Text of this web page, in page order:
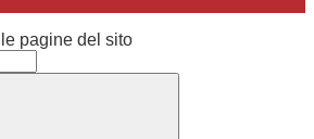
pagine del sito